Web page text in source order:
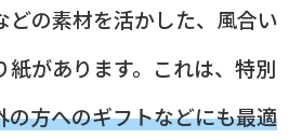
どの素材を活かした、風合い
紙があります。これは、特別
の方へのギフトなどにも最適